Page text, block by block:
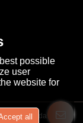
Privada
possible
user
website for
all